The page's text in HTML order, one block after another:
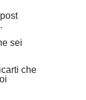
sei
che